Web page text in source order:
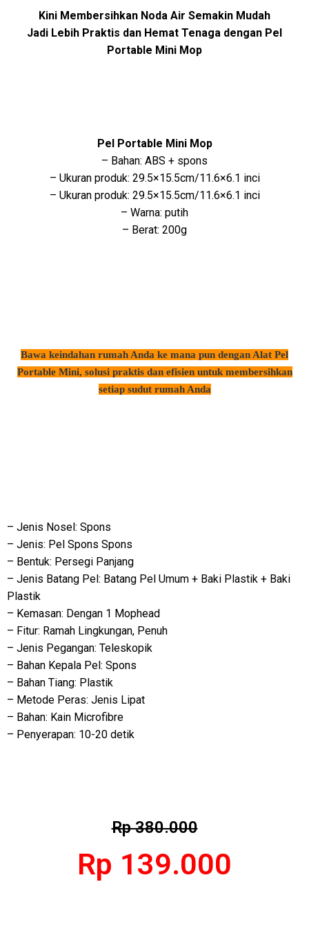
Kini Membersihkan Noda Air Semakin Mudah
Jadi Lebih Praktis dan Hemat Tenaga dengan Pel
Portable Mini Mop
Pel Portable Mini Mop
– Bahan: ABS + spons
– Ukuran produk: 29.5×15.5cm/11.6×6.1 inci
– Ukuran produk: 29.5×15.5cm/11.6×6.1 inci
– Warna: putih
– Berat: 200g
Bawa keindahan rumah Anda ke mana pun dengan Alat Pel
Portable Mini, solusi praktis dan efisien untuk membersihkan
setiap sudut rumah Anda
– Jenis Nosel: Spons
– Jenis: Pel Spons Spons
– Bentuk: Persegi Panjang
– Jenis Batang Pel: Batang Pel Umum + Baki Plastik + Baki
Plastik
– Kemasan: Dengan 1 Mophead
– Fitur: Ramah Lingkungan, Penuh
– Jenis Pegangan: Teleskopik
– Bahan Kepala Pel: Spons
– Bahan Tiang: Plastik
– Metode Peras: Jenis Lipat
– Bahan: Kain Microfibre
– Penyerapan: 10-20 detik
Rp 380.000
Rp 139.000